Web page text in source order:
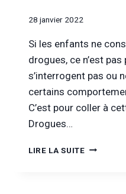
28 janvier 2022
Si les enfants ne
drogues, ce n’est
s’interrogent pas ou
certains
C’est pour coller à
Drogues…
LIRE LA SUITE[INFOR